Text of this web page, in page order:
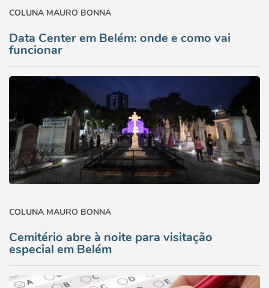
COLUNA MAURO BONNA
Data Center em Belém: onde e como vai
funcionar
COLUNA MAURO BONNA
Cemitério abre à noite para visitação
especial em Belém